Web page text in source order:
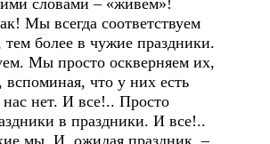
словами – «живем»!
всегда соответствуем
тем более в чужие праздники.
Мы просто оскверняем их,
вспоминая, что у них есть
нет. И все!.. Просто
в праздники. И все!..
И, ожидая праздник, –